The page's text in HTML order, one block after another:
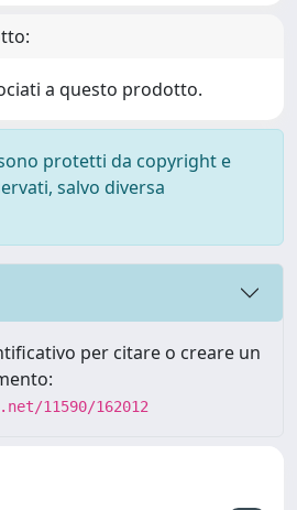
a questo prodotto.
protetti da copyright e
salvo diversa
per citare o creare un
11590/162012